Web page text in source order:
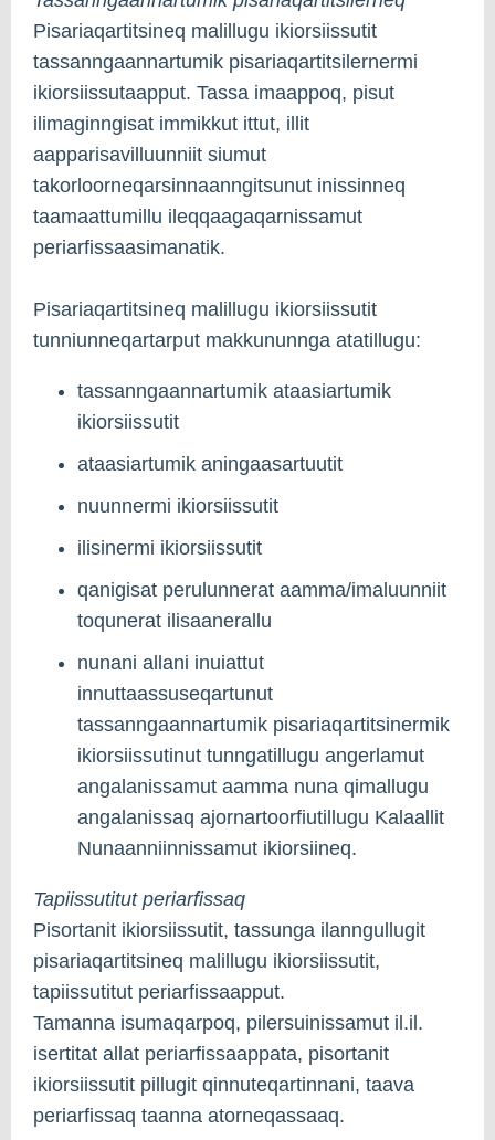
Pisariaqartitsineq malillugu ikiorsiissutit
tassanngaannartumik pisariaqartitsilernermi
ikiorsiissutaapput. Tassa imaappoq, pisut
ilimaginngisat immikkut ittut, illit
aapparisavilluunniit siumut
takorloorneqarsinnaanngitsunut inissinneq
taamaattumillu ileqqaagaqarnissamut
periarfissaasimanatik.
Pisariaqartitsineq malillugu ikiorsiissutit
tunniunneqartarput makkununnga atatillugu:
tassanngaannartumik ataasiartumik
ikiorsiissutit
ataasiartumik aningaasartuutit
nuunnermi ikiorsiissutit
ilisinermi ikiorsiissutit
qanigisat perulunnerat aamma/imaluunniit
toqunerat ilisaanerallu
nunani allani inuiattut
innuttaassuseqartunut
tassanngaannartumik pisariaqartitsinermik
ikiorsiissutinut tunngatillugu angerlamut
angalanissamut aamma nuna qimallugu
angalanissaq ajornartoorfiutillugu Kalaallit
Nunaanniinnissamut ikiorsiineq.
Tapiissutitut periarfissaq
Pisortanit ikiorsiissutit, tassunga ilanngullugit
pisariaqartitsineq malillugu ikiorsiissutit,
tapiissutitut periarfissaapput.
Tamanna isumaqarpoq, pilersuinissamut il.il.
isertitat allat periarfissaappata, pisortanit
ikiorsiissutit pillugit qinnuteqartinnani, taava
periarfissaq taanna atorneqassaaq.